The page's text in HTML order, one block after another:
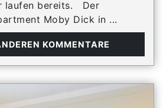
laufen bereits. Der
Moby Dick in ...
KOMMENTARE